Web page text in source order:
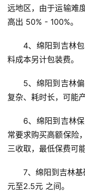
远地区，由于运输难
高出 50% - 100%。
4、绵阳到吉林
料成本另计包装费。
5、绵阳到吉林
复杂、耗时长，可能
6、绵阳到吉林
常要求购买高额保险
三收取，最低保费可
7、绵阳到吉林
元至2.5元 之间。